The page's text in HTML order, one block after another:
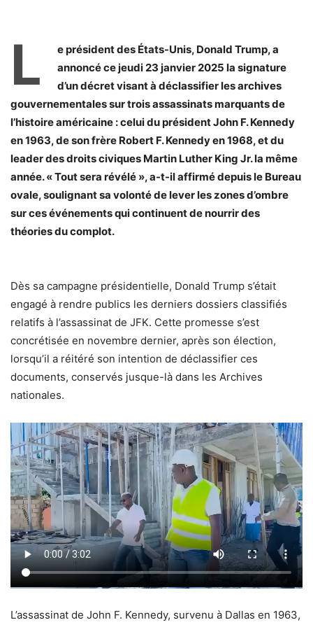
L
e président des États-Unis, Donald Trump, a
annoncé ce jeudi 23 janvier 2025 la signature
d’un décret visant à déclassifier les archives
gouvernementales sur trois assassinats marquants de
l’histoire américaine : celui du président John F. Kennedy
en 1963, de son frère Robert F. Kennedy en 1968, et du
leader des droits civiques Martin Luther King Jr. la même
année. « Tout sera révélé », a-t-il affirmé depuis le Bureau
ovale, soulignant sa volonté de lever les zones d’ombre
sur ces événements qui continuent de nourrir des
théories du complot.
Dès sa campagne présidentielle, Donald Trump s’était
engagé à rendre publics les derniers dossiers classifiés
relatifs à l’assassinat de JFK. Cette promesse s’est
concrétisée en novembre dernier, après son élection,
lorsqu’il a réitéré son intention de déclassifier ces
documents, conservés jusque-là dans les Archives
nationales.
L’assassinat de John F. Kennedy, survenu à Dallas en 1963,